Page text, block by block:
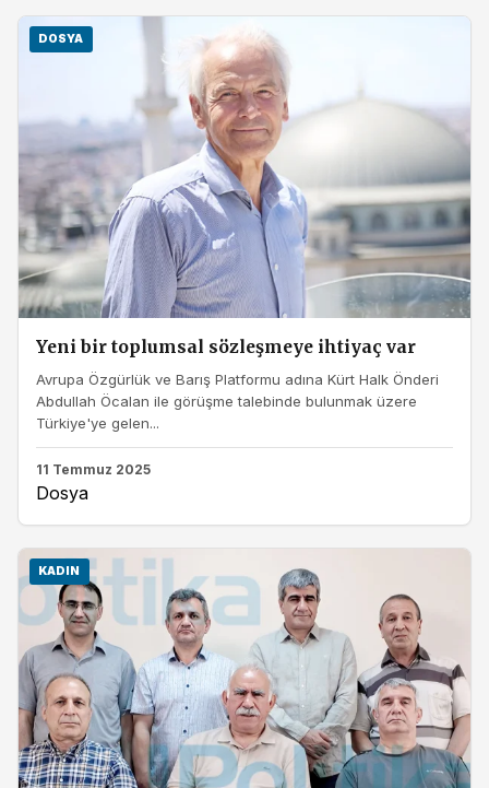
DOSYA
Yeni bir toplumsal sözleşmeye ihtiyaç var
Avrupa Özgürlük ve Barış Platformu adına Kürt Halk Önderi
Abdullah Öcalan ile görüşme talebinde bulunmak üzere
Türkiye'ye gelen...
11 Temmuz 2025
Dosya
KADIN